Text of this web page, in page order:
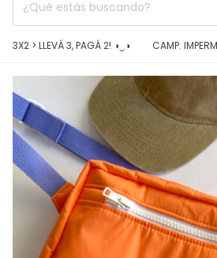
3X2 > LLEVÁ 3, PAGÁ 2! ◑‿◑ CAMP.